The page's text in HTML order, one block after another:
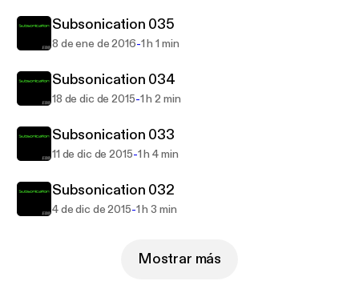
Subsonication 035
8 de ene de 2016-1 h 1 min
Subsonication 034
18 de dic de 2015-1 h 2 min
Subsonication 033
11 de dic de 2015-1 h 4 min
Subsonication 032
4 de dic de 2015-1 h 3 min
Mostrar más